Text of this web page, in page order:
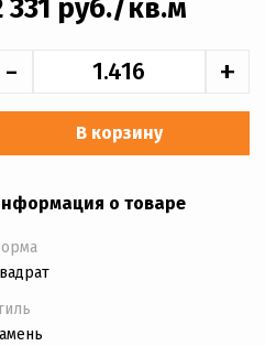
331 руб./кв.м
- +
В корзину
о товаре